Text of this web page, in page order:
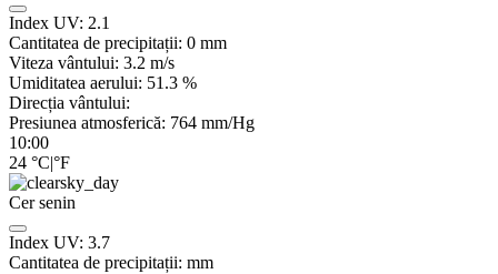
Index UV: 2.1
Cantitatea de precipitații: 0 mm
Viteza vântului: 3.2 m/s
Umiditatea aerului: 51.3 %
Direcția vântului:
Presiunea atmosferică: 764 mm/Hg
10:00
24 °C|°F
Cer senin
Index UV: 3.7
Cantitatea de precipitații: mm